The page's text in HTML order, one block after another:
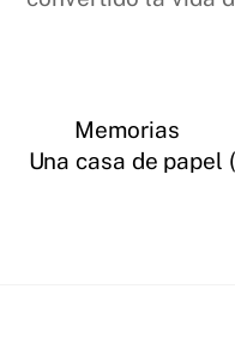
Memorias
Una casa de papel